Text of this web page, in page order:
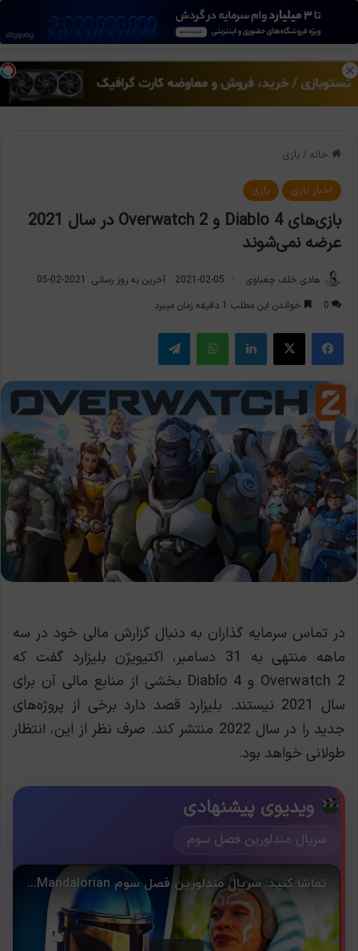
منو
خانه / بازی
اخبار بازی بازی
بازی‌های Diablo 4 و Overwatch 2 در سال 2021
عرضه نمی‌شوند
هادی خلف چعباوی 2021-02-05
آخرین به روز رسانی: 2021-02-05
0
خواندن این مطلب 1 دقیقه زمان میبرد
فیس بوک X لینکدین واتس آپ تلگرام
در تماس سرمایه گذاران به دنبال گزارش مالی خود در سه
ماهه منتهی به 31 دسامبر، اکتیویژن بلیزارد گفت که
Overwatch 2 و Diablo 4 بخشی از منابع مالی آن برای
سال 2021 نیستند. بلیزارد قصد دارد برخی از پروژه‌های
جدید را در سال 2022 منتشر کند. صرف نظر از این، انتظار
طولانی خواهد بود.
ویدیوی پیشنهادی
سریال مندلورین فصل سوم